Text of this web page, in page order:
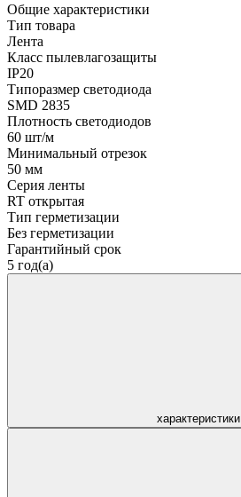
Общие характеристики
Тип товара
Лента
Класс пылевлагозащиты
IP20
Типоразмер светодиода
SMD 2835
Плотность светодиодов
60 шт/м
Минимальный отрезок
50 мм
Серия ленты
RT открытая
Тип герметизации
Без герметизации
Гарантийный срок
5 год(а)
характеристики